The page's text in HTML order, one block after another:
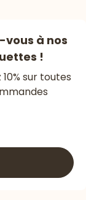
à nos
!
sur toutes